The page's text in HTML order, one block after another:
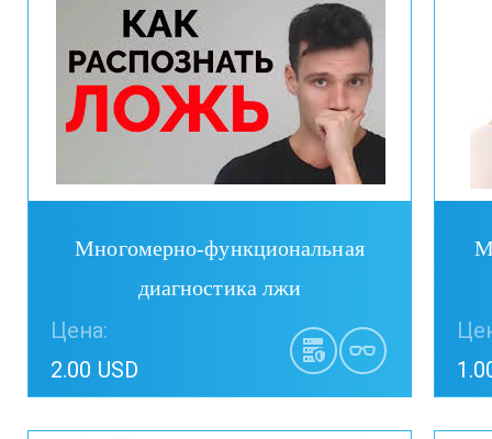
Многомерно-функциональная
диагностика лжи
Цена:
2.00 USD
Купить